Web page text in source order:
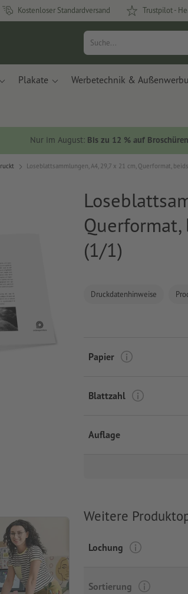
Kostenloser Standardversand Trustpilot -
Plakate Werbetechnik &
Nur im August: Bis zu 12 % auf
Loseblattsammlungen, A4, 29,7 x 21 cm, Querformat,
(1/1)
Druckdatenhinweise
Papier
Blattzahl
Auflage
Weitere
Lochung
Sortierung